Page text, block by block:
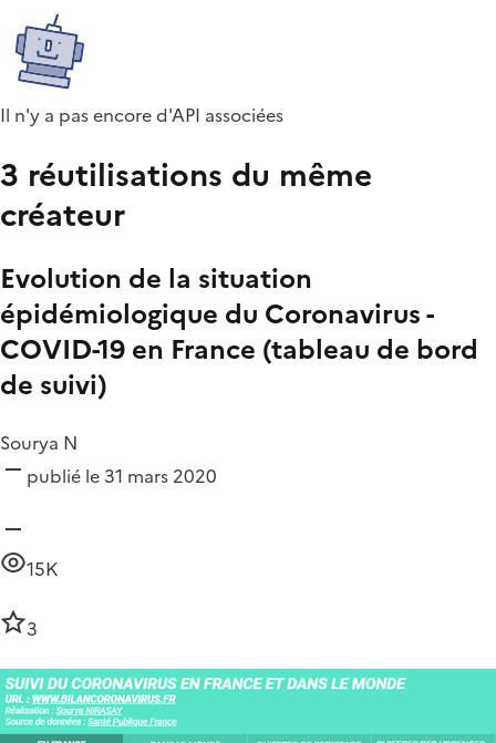
Il n'y a pas encore d'API associées
3 réutilisations du même
créateur
Evolution de la situation
épidémiologique du Coronavirus -
COVID-19 en France (tableau de bord
de suivi)
Sourya N
publié le 31 mars 2020
15K
3